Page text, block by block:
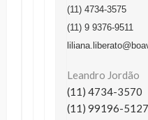
(11) 4734-3575
(11) 9 9376-9511
Leandro Jordão
(11) 4734-3570
(11) 99196-5127